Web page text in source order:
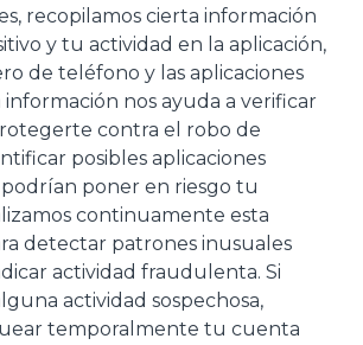
recopilamos cierta información
y tu actividad en la aplicación,
de teléfono y las aplicaciones
información nos ayuda a verificar
contra el robo de
posibles aplicaciones
podrían poner en riesgo tu
continuamente esta
detectar patrones inusuales
actividad fraudulenta. Si
actividad sospechosa,
temporalmente tu cuenta